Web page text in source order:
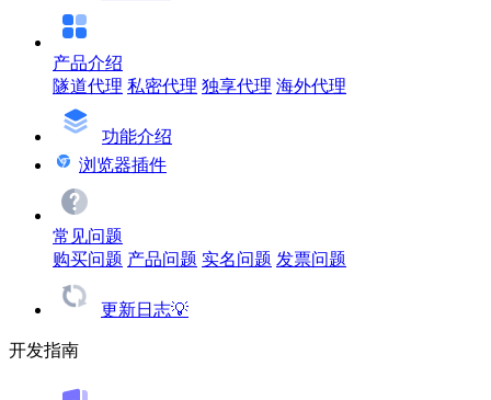
产品介绍
隧道代理 私密代理 独享代理 海外代理
功能介绍
浏览器插件
常见问题
购买问题 产品问题 实名问题 发票问题
更新日志💡
开发指南